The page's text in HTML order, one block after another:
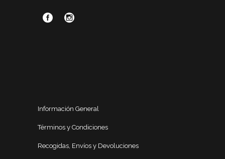
Información General
Términos y Condiciones
Recogidas, Envíos y Devoluciones